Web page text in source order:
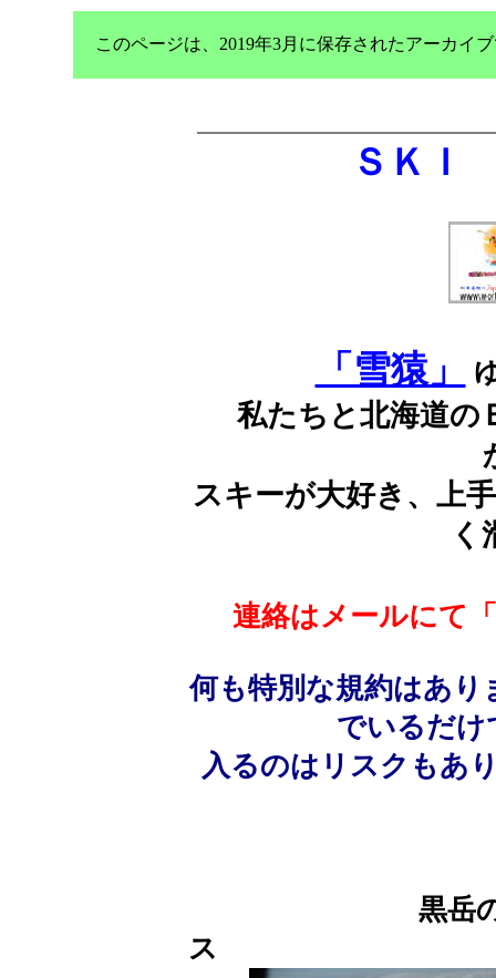
このページは、2019年3月に保存されたアーカイ
ＳＫＩ
「雪猿」
私たちと北海道の
スキーが大好き、上
く
連絡はメールにて
何も特別な規約はあ
でいるだけ
入るのはリスクもあ
黒岳
ス 南富良